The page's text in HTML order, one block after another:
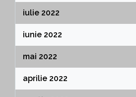
iulie 2022
iunie 2022
mai 2022
aprilie 2022